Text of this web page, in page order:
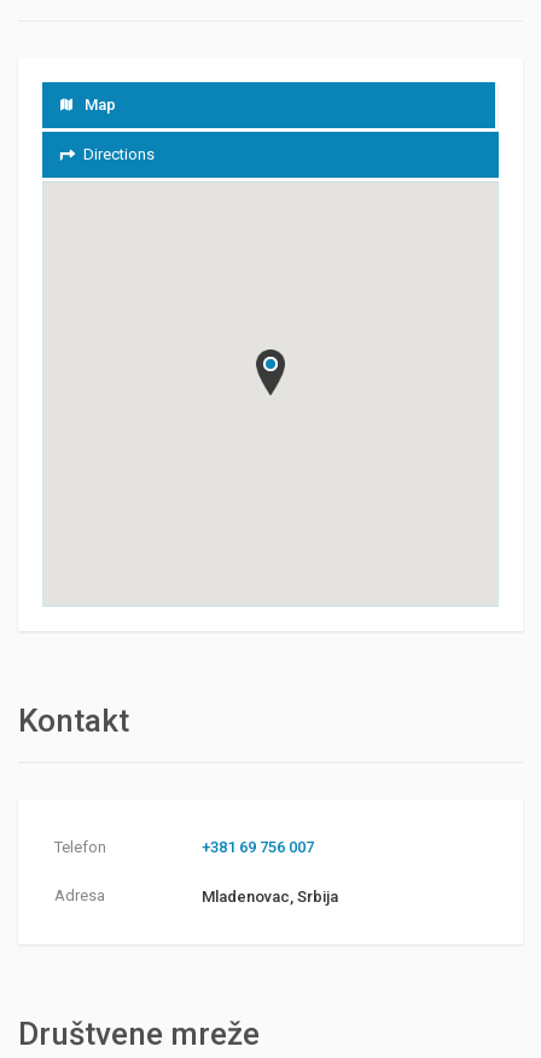
Map
Directions
Kontakt
Telefon +381 69 756 007
Adresa Mladenovac, Srbija
Društvene mreže